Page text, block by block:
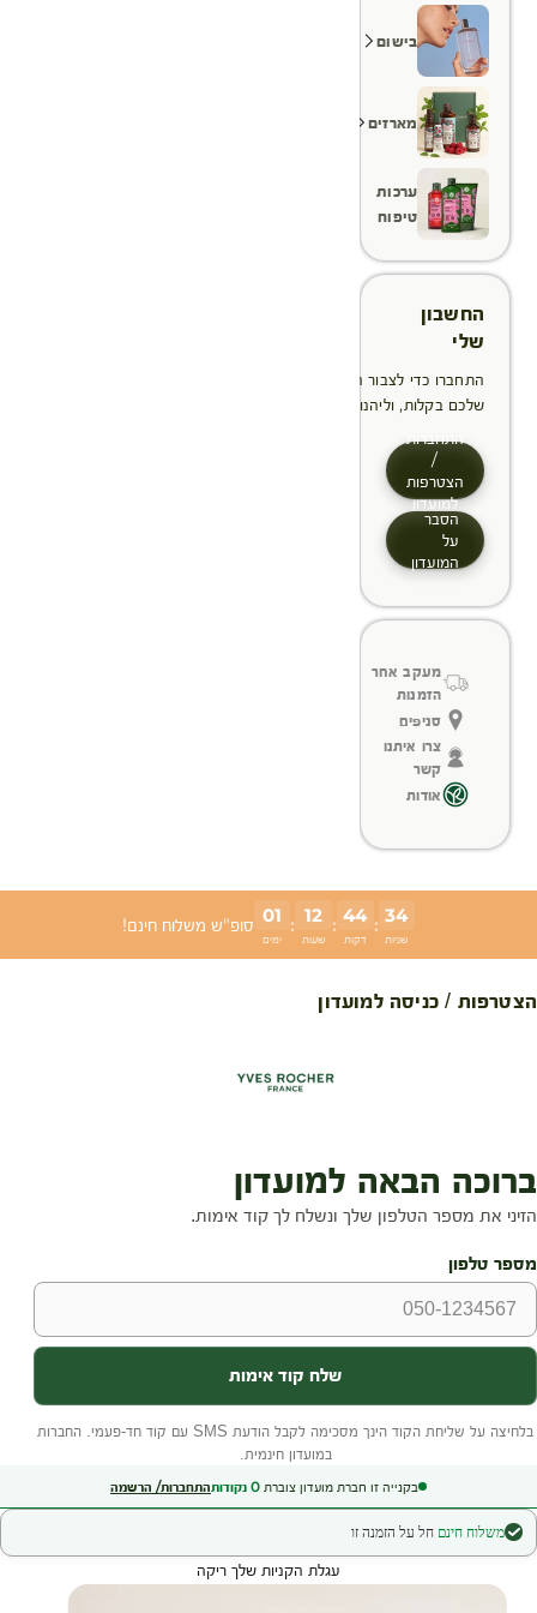
בישום
מארזים
ערכות
טיפוח
החשבון
שלי
התחברו כדי לצבור הטבות, לנהל ולעקוב אחר ההזמנות
שלכם בקלות, וליהנות מתהליך תשלום מהיר יותר
התחברות
/
הצטרפות
למועדון
הסבר
על
המועדון
מעקב אחר
הזמנות
סניפים
צרו איתנו
קשר
אודות
01
ימים
: 12
שעות
: 44
דקות
: 33
שניות
סופ"ש משלוח חינם!
הצטרפות / כניסה למועדון
בקנייה זו חברת מועדון צוברת 0 נקודותהתחברות/ הרשמה
משלוח חינם חל על הזמנה זו
עגלת הקניות שלך ריקה